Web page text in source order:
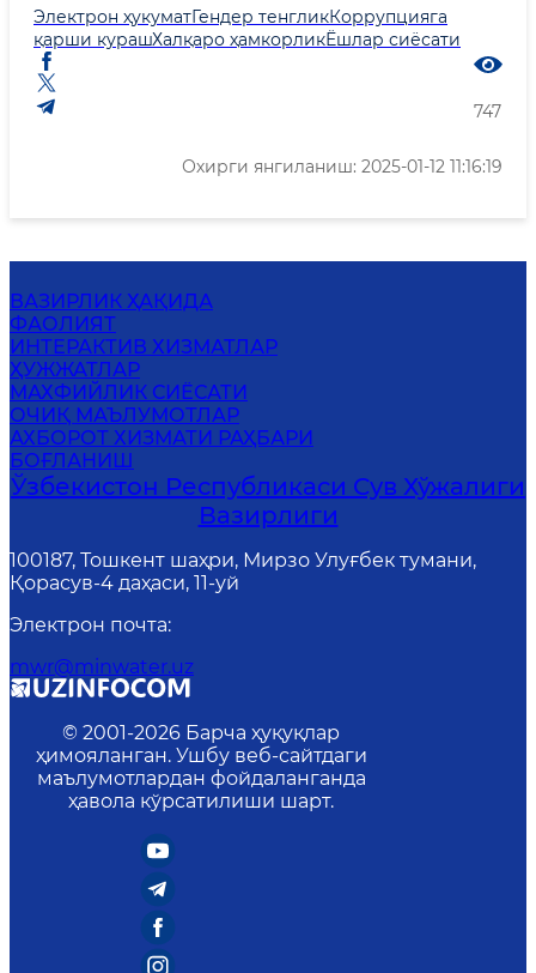
Электрон ҳукуматГендер тенгликКоррупцияга
қарши курашХалқаро ҳамкорликЁшлар сиёсати
747
Охирги янгиланиш: 2025-01-12 11:16:19
ВАЗИРЛИК ҲАҚИДА
ФАОЛИЯТ
ИНТЕРАКТИВ ХИЗМАТЛАР
ҲУЖЖАТЛАР
MАХФИЙЛИК СИЁСАТИ
ОЧИҚ МАЪЛУМОТЛАР
АХБОРОТ ХИЗМАТИ РАҲБАРИ
БОҒЛАНИШ
Ўзбекистон Республикаси Сув Хўжалиги
Вазирлиги
100187, Тошкент шаҳри, Мирзо Улуғбек тумани,
Қорасув-4 даҳаси, 11-уй
Электрон почта:
mwr@minwater.uz
© 2001-2026 Барча ҳуқуқлар
ҳимояланган. Ушбу веб-сайтдаги
маълумотлардан фойдаланганда
ҳавола кўрсатилиши шарт.